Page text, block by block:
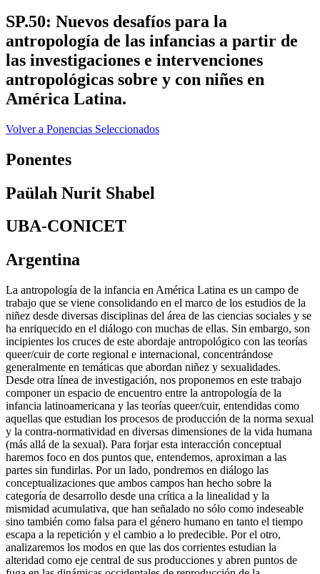
SP.50: Nuevos desafíos para la
antropología de las infancias a partir de
las investigaciones e intervenciones
antropológicas sobre y con niñes en
América Latina.
Volver a Ponencias Seleccionados
Ponentes
Paülah Nurit Shabel
UBA-CONICET
Argentina
La antropología de la infancia en América Latina es un campo de
trabajo que se viene consolidando en el marco de los estudios de la
niñez desde diversas disciplinas del área de las ciencias sociales y se
ha enriquecido en el diálogo con muchas de ellas. Sin embargo, son
incipientes los cruces de este abordaje antropológico con las teorías
queer/cuir de corte regional e internacional, concentrándose
generalmente en temáticas que abordan niñez y sexualidades.
Desde otra línea de investigación, nos proponemos en este trabajo
componer un espacio de encuentro entre la antropología de la
infancia latinoamericana y las teorías queer/cuir, entendidas como
aquellas que estudian los procesos de producción de la norma sexual
y la contra-normatividad en diversas dimensiones de la vida humana
(más allá de la sexual). Para forjar esta interacción conceptual
haremos foco en dos puntos que, entendemos, aproximan a las
partes sin fundirlas. Por un lado, pondremos en diálogo las
conceptualizaciones que ambos campos han hecho sobre la
categoría de desarrollo desde una crítica a la linealidad y la
mismidad acumulativa, que han señalado no sólo como indeseable
sino también como falsa para el género humano en tanto el tiempo
escapa a la repetición y el cambio a lo predecible. Por el otro,
analizaremos los modos en que las dos corrientes estudian la
alteridad como eje central de sus producciones y abren puntos de